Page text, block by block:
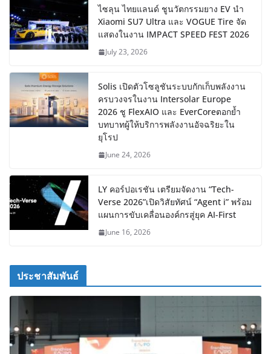
ไซลุน ไทยแลนด์ ชูนวัตกรรมยาง EV นำ
Xiaomi SU7 Ultra และ VOGUE Tire จัด
แสดงในงาน IMPACT SPEED FEST 2026
July 23, 2026
Solis เปิดตัวโซลูชันระบบกักเก็บพลังงาน
ครบวงจรในงาน Intersolar Europe
2026 ชู FlexAIO และ EverCoreตอกย้ำ
บทบาทผู้ให้บริการพลังงานอัจฉริยะใน
ยุโรป
June 24, 2026
LY คอร์ปอเรชัน เตรียมจัดงาน “Tech-
Verse 2026”เปิดวิสัยทัศน์ “Agent i” พร้อม
แผนการขับเคลื่อนองค์กรสู่ยุค AI-First
June 16, 2026
ประชาสัมพันธ์